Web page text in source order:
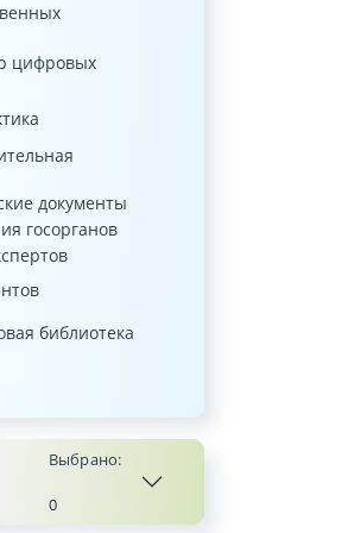
цифровых
документы
госорганов
библиотека
Выбрано:
0